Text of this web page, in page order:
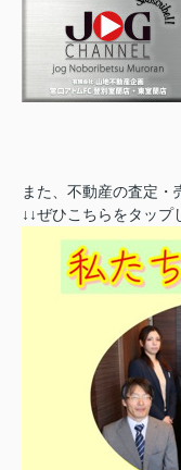
また、不動産の査定・
↓↓ぜひこちらをタップ